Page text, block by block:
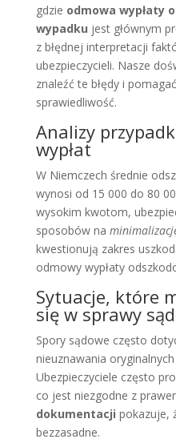
gdzie odmowa wypłaty
wypadku jest głównym
z błędnej interpretacji
ubezpieczycieli. Nasze
znaleźć te błędy i
sprawiedliwość.
Analizy
wypłat
W Niemczech średnie
wynosi od 15 000 do 80
wysokim kwotom,
sposobów na
kwestionują zakres
odmowy wypłaty
Sytuacje, które
się w sprawy
Spory sądowe często
nieuznawania
Ubezpieczyciele często
co jest niezgodne z
dokumentacji pokazuje,
bezzasadne.